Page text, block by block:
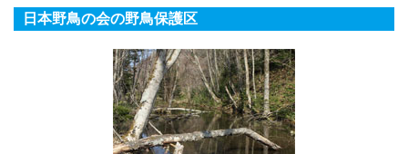
日本野鳥の会の野鳥保護区